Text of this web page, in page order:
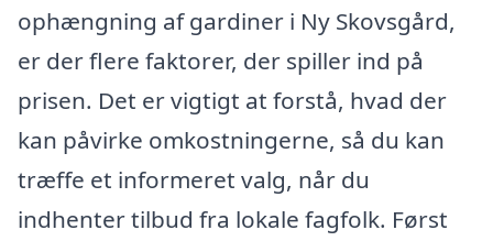
ophængning af gardiner i Ny Skovsgård,
er der flere faktorer, der spiller ind på
prisen. Det er vigtigt at forstå, hvad der
kan påvirke omkostningerne, så du kan
træffe et informeret valg, når du
indhenter tilbud fra lokale fagfolk. Først